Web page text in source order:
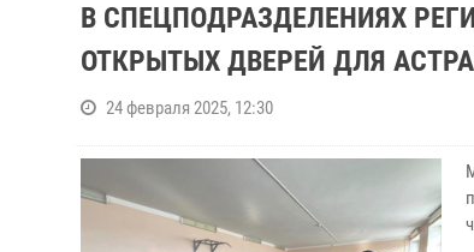
В СПЕЦПОДРАЗДЕЛЕНИЯХ
ОТКРЫТЫХ ДВЕРЕЙ ДЛЯ
24 февраля 2025, 12:30